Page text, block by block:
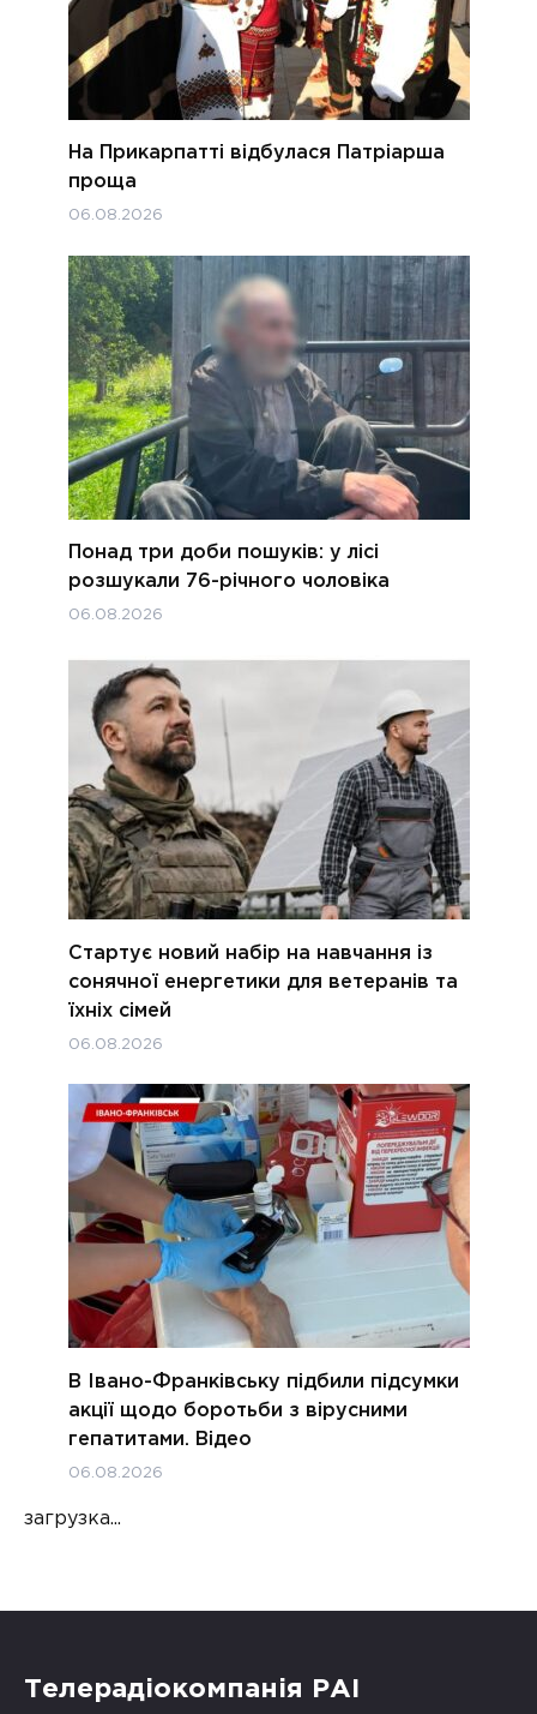
На Прикарпатті відбулася Патріарша
проща
06.08.2026
Понад три доби пошуків: у лісі
розшукали 76-річного чоловіка
06.08.2026
Стартує новий набір на навчання із
сонячної енергетики для ветеранів та
їхніх сімей
06.08.2026
В Івано-Франківську підбили підсумки
акції щодо боротьби з вірусними
гепатитами. Відео
06.08.2026
загрузка...
Телерадіокомпанія РАІ